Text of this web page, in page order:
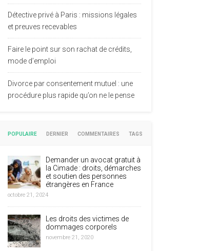
Détective privé à Paris : missions légales
et preuves recevables
Faire le point sur son rachat de crédits,
mode d’emploi
Divorce par consentement mutuel : une
procédure plus rapide qu’on ne le pense
POPULAIRE DERNIER COMMENTAIRES TAGS
Demander un avocat gratuit à
la Cimade : droits, démarches
et soutien des personnes
étrangères en France
octobre 21, 2024
Les droits des victimes de
dommages corporels
novembre 21, 2020